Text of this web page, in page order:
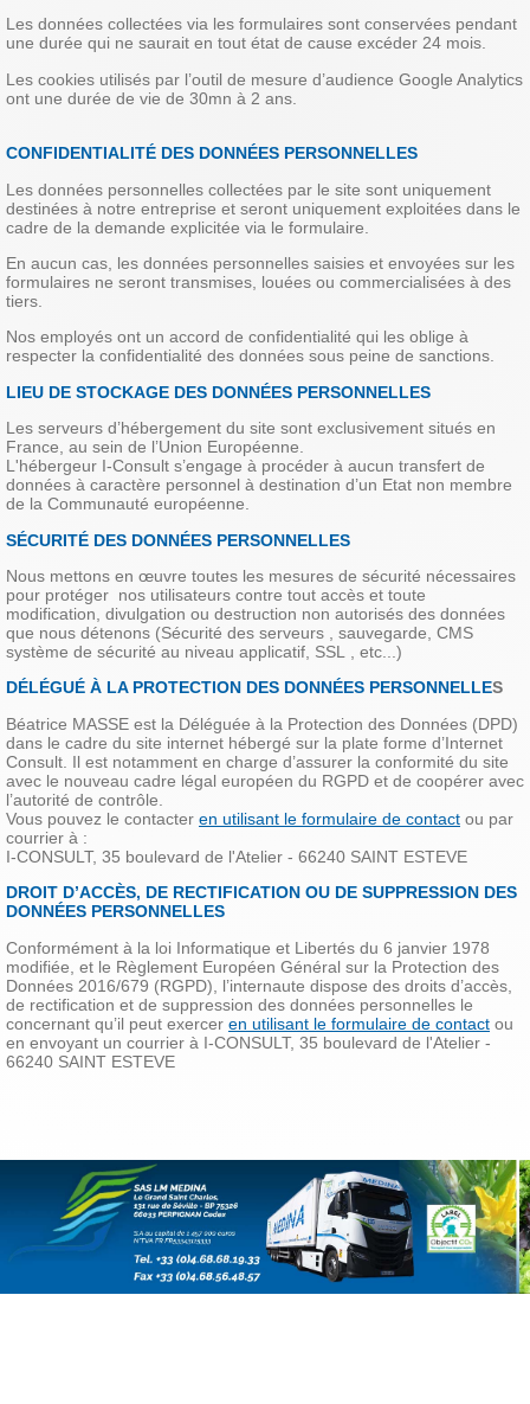
Les données collectées via les formulaires sont conservées pendant
une durée qui ne saurait en tout état de cause excéder 24 mois.
Les cookies utilisés par l’outil de mesure d’audience Google Analytics
ont une durée de vie de 30mn à 2 ans.
CONFIDENTIALITÉ DES DONNÉES PERSONNELLES
Les données personnelles collectées par le site sont uniquement
destinées à notre entreprise et seront uniquement exploitées dans le
cadre de la demande explicitée via le formulaire.
En aucun cas, les données personnelles saisies et envoyées sur les
formulaires ne seront transmises, louées ou commercialisées à des
tiers.
Nos employés ont un accord de confidentialité qui les oblige à
respecter la confidentialité des données sous peine de sanctions.
LIEU DE STOCKAGE DES DONNÉES PERSONNELLES
Les serveurs d’hébergement du site sont exclusivement situés en
France, au sein de l’Union Européenne.
L'hébergeur I-Consult s’engage à procéder à aucun transfert de
données à caractère personnel à destination d’un Etat non membre
de la Communauté européenne.
SÉCURITÉ DES DONNÉES PERSONNELLES
Nous mettons en œuvre toutes les mesures de sécurité nécessaires
pour protéger nos utilisateurs contre tout accès et toute
modification, divulgation ou destruction non autorisés des données
que nous détenons (Sécurité des serveurs , sauvegarde, CMS
système de sécurité au niveau applicatif, SSL , etc...)
DÉLÉGUÉ À LA PROTECTION DES DONNÉES PERSONNELLES
Béatrice MASSE est la Déléguée à la Protection des Données (DPD)
dans le cadre du site internet hébergé sur la plate forme d’Internet
Consult. Il est notamment en charge d’assurer la conformité du site
avec le nouveau cadre légal européen du RGPD et de coopérer avec
l’autorité de contrôle.
Vous pouvez le contacter en utilisant le formulaire de contact ou par
courrier à :
I-CONSULT, 35 boulevard de l'Atelier - 66240 SAINT ESTEVE
DROIT D’ACCÈS, DE RECTIFICATION OU DE SUPPRESSION DES
DONNÉES PERSONNELLES
Conformément à la loi Informatique et Libertés du 6 janvier 1978
modifiée, et le Règlement Européen Général sur la Protection des
Données 2016/679 (RGPD), l’internaute dispose des droits d’accès,
de rectification et de suppression des données personnelles le
concernant qu’il peut exercer en utilisant le formulaire de contact ou
en envoyant un courrier à I-CONSULT, 35 boulevard de l'Atelier -
66240 SAINT ESTEVE
SAS LM MEDINA - Le Grand Saint Charles, 131 rue de Séville - BP 75326 - 66033
PERPIGNAN Cedex - Tel. +33 (0)4.68.68.19.33 - Fax +33 (0)4.68.56.48.57
SA S au capital de 1 457 000 € - N°TVA FR FR53343115333 - Code NAF : 4941B -
SIRET 34311533300027
Photos et couleurs non contractuelles